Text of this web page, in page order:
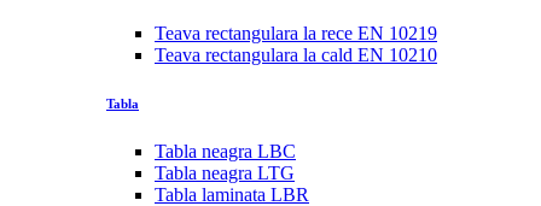
Teava rectangulara la rece EN 10219
Teava rectangulara la cald EN 10210
Tabla
Tabla neagra LBC
Tabla neagra LTG
Tabla laminata LBR